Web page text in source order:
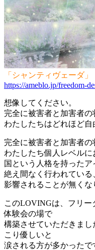
「シャンティヴェーダ」
https://ameblo.jp/freedom-
想像してください。
完全に被害者と加害者
わたしたちはどれほど自
完全に被害者と加害者
わたしたち個人レベルに
国という人格を持った
絶え間なく行われてい
影響されることが無くな
このLOVINGは、フリ
体験会の場で
構築させていただきま
こり優しいと
涙される方が多かったで